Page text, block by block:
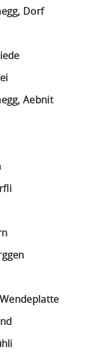
Dorf(PDF)
(PDF)
(PDF)
Aebnit(PDF)
(PDF)
(PDF)
(PDF)
(PDF)
(PDF)
(PDF)
(PDF)